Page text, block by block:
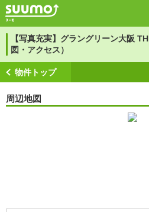
【写真充実】グラングリーン大阪
図・アクセス）
物件トップ
周辺地図